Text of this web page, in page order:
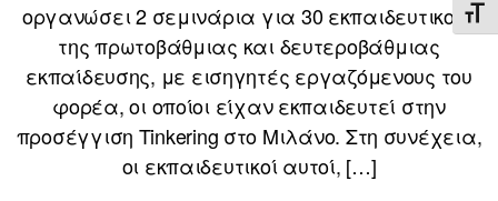
οργανώσει 2 σεμινάρια για 30 εκπαιδευτικούς
της πρωτοβάθμιας και δευτεροβάθμιας
εκπαίδευσης, με εισηγητές εργαζόμενους του
φορέα, οι οποίοι είχαν εκπαιδευτεί στην
προσέγγιση Tinkering στο Μιλάνο. Στη συνέχεια,
οι εκπαιδευτικοί αυτοί, […]